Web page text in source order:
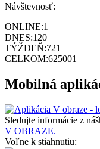
Návštevnosť:
ONLINE:1
DNES:120
TÝŽDEŇ:721
CELKOM:625001
Mobilná
Sledujte informácie z
V OBRAZE.
Voľne k stiahnutiu: